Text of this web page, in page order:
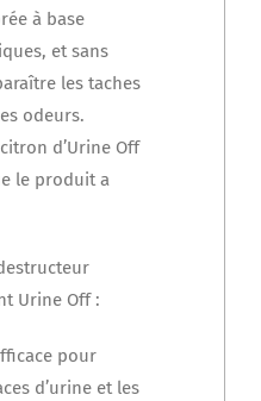
à base
et sans
les taches
odeurs.
d’Urine Off
le produit a
Urine Off :
pour
d’urine et les